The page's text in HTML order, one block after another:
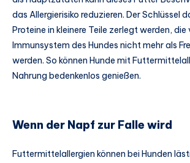
das Allergierisiko reduzieren. Der Schlüssel
Proteine in kleinere Teile zerlegt werden, die
Immunsystem des Hundes nicht mehr als
werden. So können Hunde mit
Nahrung bedenkenlos genießen.
Wenn der Napf zur Falle wird
Futtermittelallergien können bei Hunden